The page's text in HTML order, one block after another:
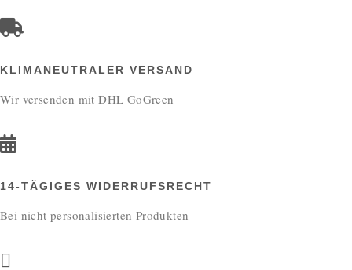
KLIMANEUTRALER VERSAND
Wir versenden mit DHL GoGreen
14-TÄGIGES WIDERRUFSRECHT
Bei nicht personalisierten Produkten